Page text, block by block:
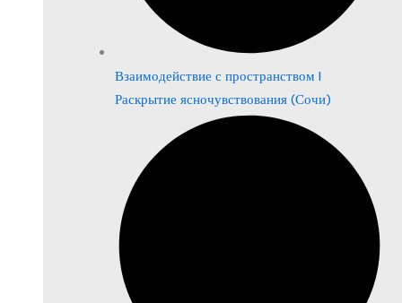
Взаимодействие с пространством |
Раскрытие ясночувствования (Сочи)